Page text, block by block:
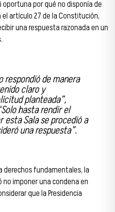
por qué no disponía de
artículo 27 de la Constitución,
una respuesta razonada en un
respondió de manera
claro y
planteada”,
hasta rendir el
Sala se procedió a
una respuesta”.
derechos fundamentales, la
imponer una condena en
que la Presidencia